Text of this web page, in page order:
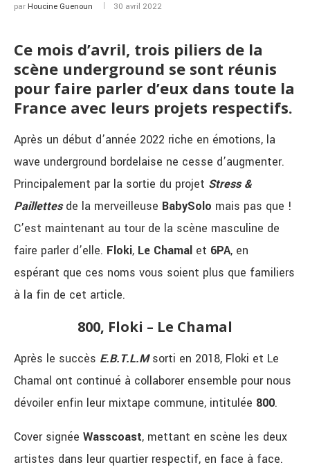
par Houcine Guenoun 30 avril 2022
Ce mois d’avril, trois piliers de la
scène underground se sont réunis
pour faire parler d’eux dans toute la
France avec leurs projets respectifs.
Après un début d’année 2022 riche en émotions, la
wave underground bordelaise ne cesse d’augmenter.
Principalement par la sortie du projet Stress &
Paillettesde la merveilleuse BabySolo mais pas que !
C’est maintenant au tour de la scène masculine de
faire parler d’elle. Floki, Le Chamal et 6PA, en
espérant que ces noms vous soient plus que familiers
à la fin de cet article.
800, Floki – Le Chamal
Après le succès E.B.T.L.Msorti en 2018, Floki et Le
Chamal ont continué à collaborer ensemble pour nous
dévoiler enfin leur mixtape commune, intitulée 800.
Cover signée Wasscoast, mettant en scène les deux
artistes dans leur quartier respectif, en face à face.